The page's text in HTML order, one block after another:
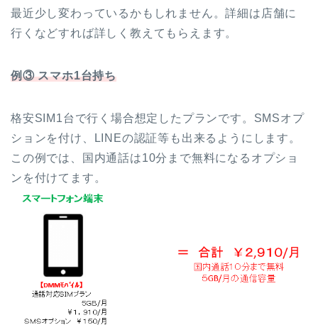
最近少し変わっているかもしれません。詳細は店舗に
行くなどすれば詳しく教えてもらえます。
例③ スマホ1台持ち
格安SIM1台で行く場合想定したプランです。SMSオプ
ションを付け、LINEの認証等も出来るようにします。
この例では、国内通話は10分まで無料になるオプショ
ンを付けてます。